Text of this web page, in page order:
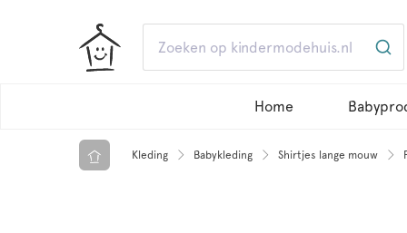
Home
Kleding Babykleding Shirtjes lange mouw